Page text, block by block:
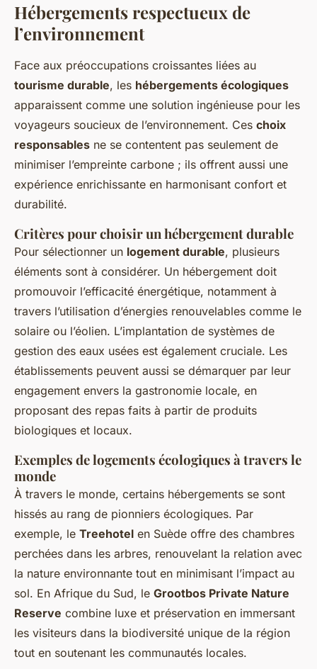
Hébergements respectueux de
l’environnement
Face aux préoccupations croissantes liées au
tourisme durable, les hébergements écologiques
apparaissent comme une solution ingénieuse pour les
voyageurs soucieux de l’environnement. Ces choix
responsables ne se contentent pas seulement de
minimiser l’empreinte carbone ; ils offrent aussi une
expérience enrichissante en harmonisant confort et
durabilité.
Critères pour choisir un hébergement durable
Pour sélectionner un logement durable, plusieurs
éléments sont à considérer. Un hébergement doit
promouvoir l’efficacité énergétique, notamment à
travers l’utilisation d’énergies renouvelables comme le
solaire ou l’éolien. L’implantation de systèmes de
gestion des eaux usées est également cruciale. Les
établissements peuvent aussi se démarquer par leur
engagement envers la gastronomie locale, en
proposant des repas faits à partir de produits
biologiques et locaux.
Exemples de logements écologiques à travers le
monde
À travers le monde, certains hébergements se sont
hissés au rang de pionniers écologiques. Par
exemple, le Treehotel en Suède offre des chambres
perchées dans les arbres, renouvelant la relation avec
la nature environnante tout en minimisant l’impact au
sol. En Afrique du Sud, le Grootbos Private Nature
Reserve combine luxe et préservation en immersant
les visiteurs dans la biodiversité unique de la région
tout en soutenant les communautés locales.